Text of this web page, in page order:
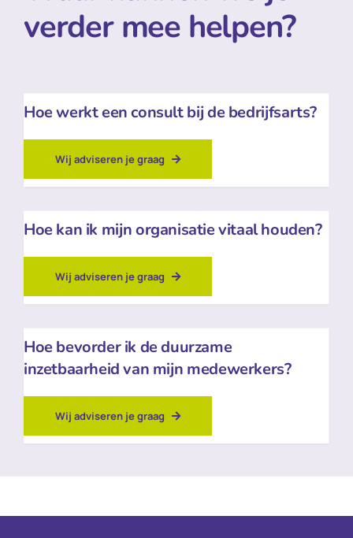
verder mee helpen?
Hoe werkt een consult bij de bedrijfsarts?
Wij adviseren je graag
Hoe kan ik mijn organisatie vitaal houden?
Wij adviseren je graag
Hoe bevorder ik de duurzame
inzetbaarheid van mijn medewerkers?
Wij adviseren je graag